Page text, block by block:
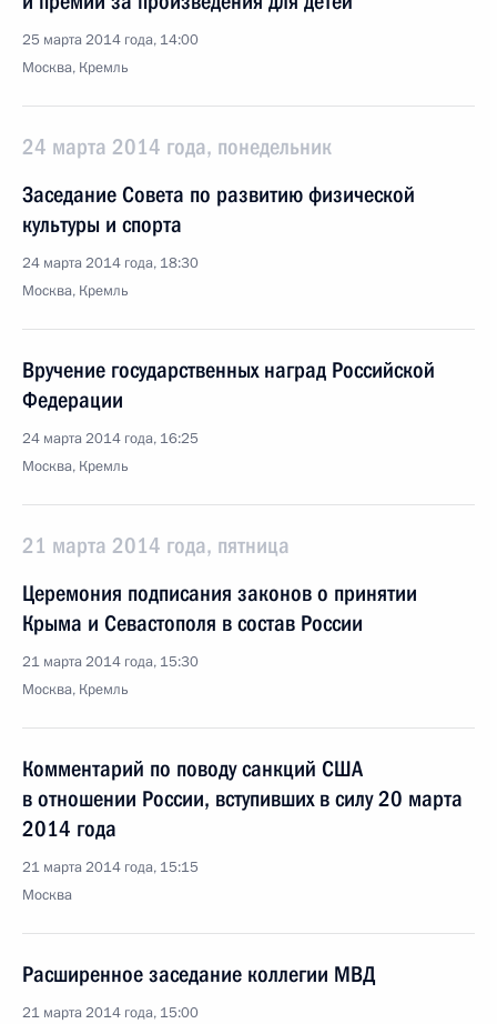
25 марта 2014 года, 14:00
Москва, Кремль
24 марта 2014 года, понедельник
Заседание Совета по развитию физической
культуры и спорта
24 марта 2014 года, 18:30
Москва, Кремль
Вручение государственных наград Российской
Федерации
24 марта 2014 года, 16:25
Москва, Кремль
21 марта 2014 года, пятница
Церемония подписания законов о принятии
Крыма и Севастополя в состав России
21 марта 2014 года, 15:30
Москва, Кремль
Комментарий по поводу санкций США
в отношении России, вступивших в силу 20 марта
2014 года
21 марта 2014 года, 15:15
Москва
Расширенное заседание коллегии МВД
21 марта 2014 года, 15:00